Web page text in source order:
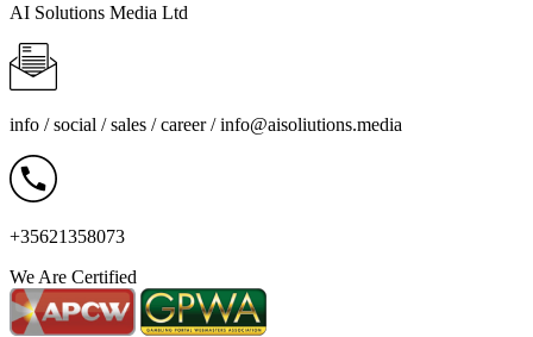
AI Solutions Media Ltd
info / social / sales / career /info@aisoliutions.media
+35621358073
We Are Certified